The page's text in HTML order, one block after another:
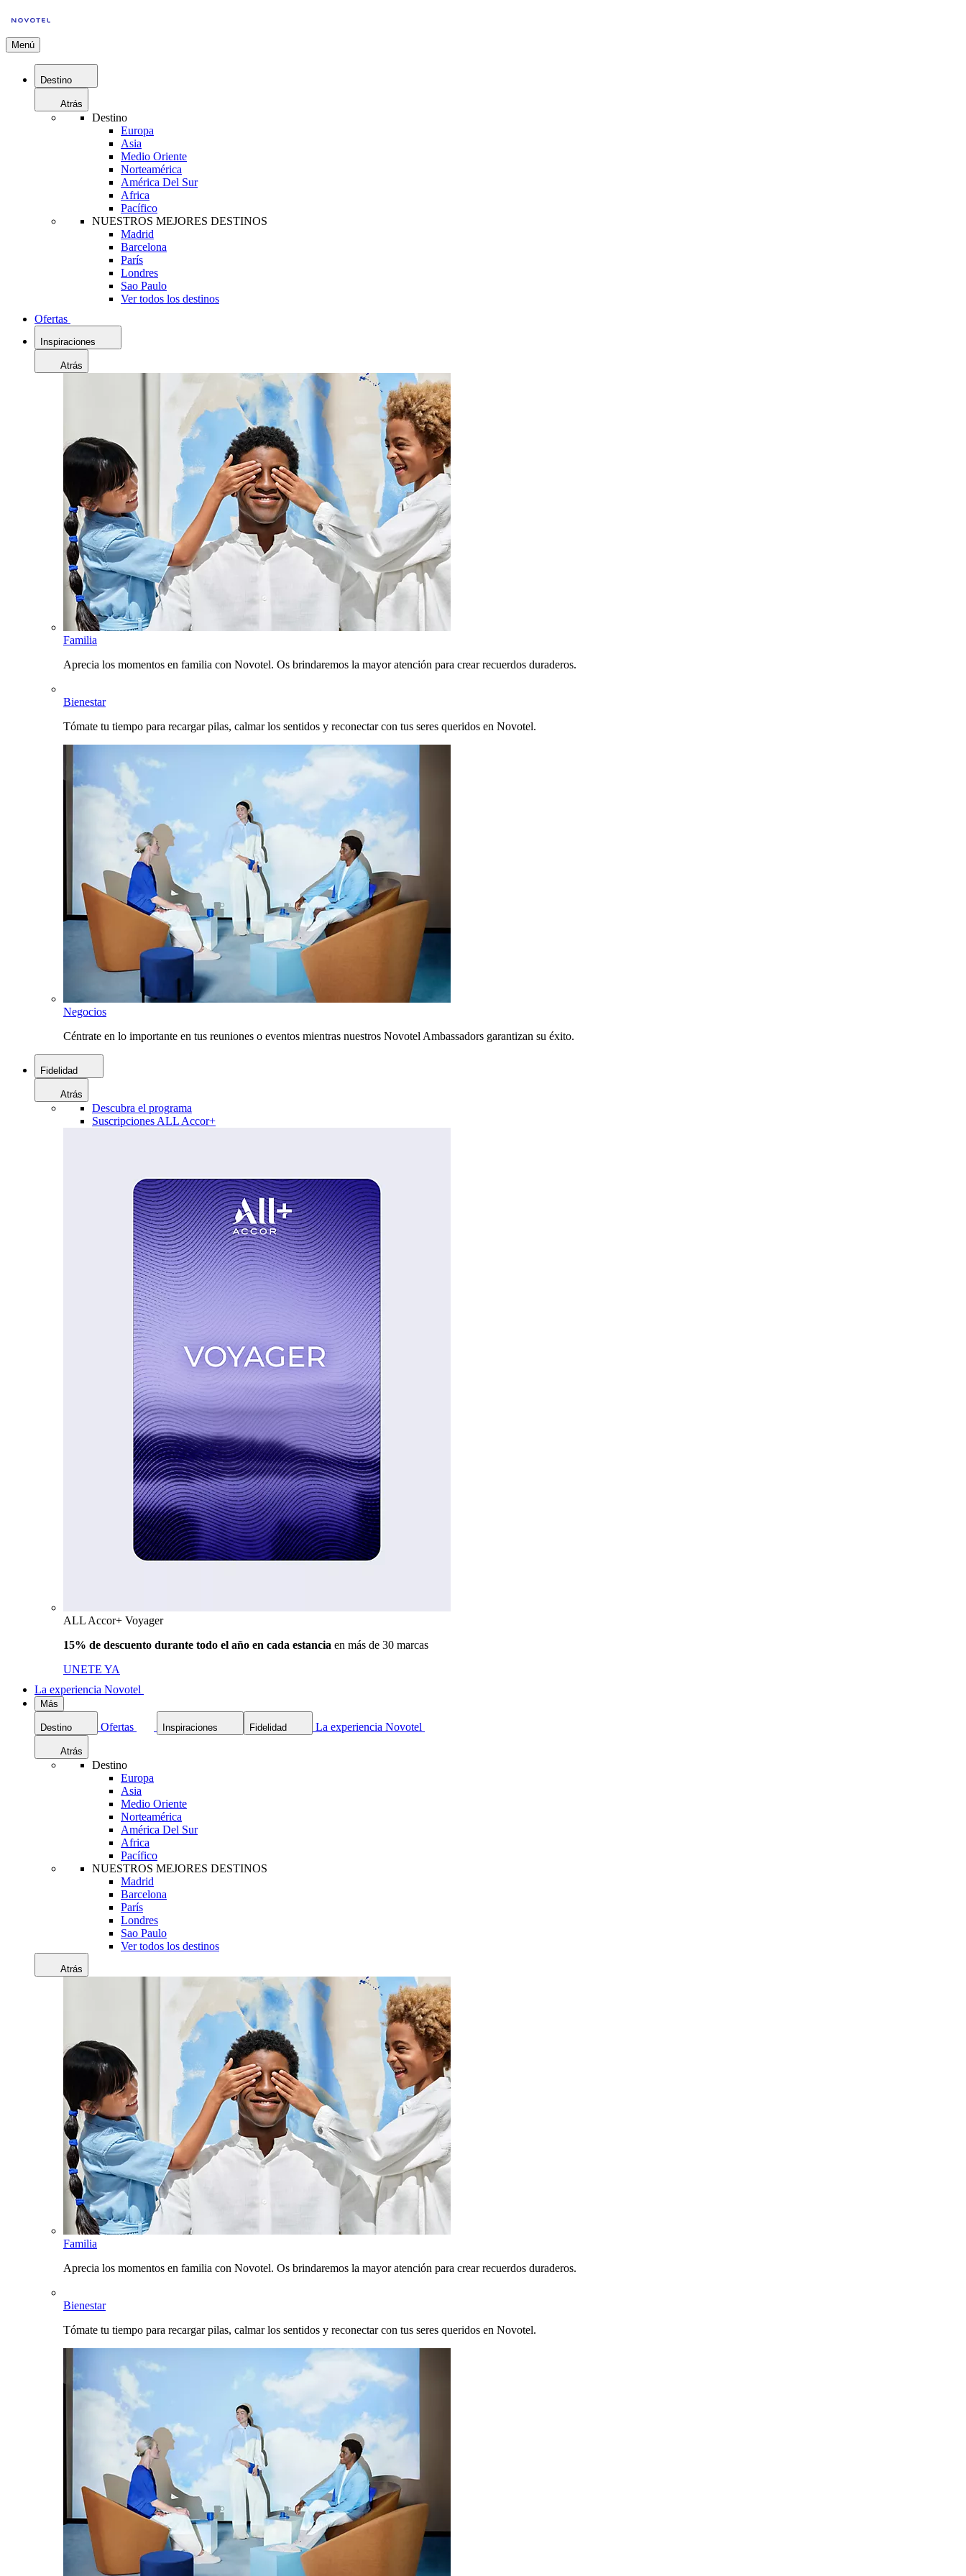
Menú
Destino
Atrás
Destino
Europa
Asia
Medio Oriente
Norteamérica
América Del Sur
Africa
Pacífico
NUESTROS MEJORES DESTINOS
Madrid
Barcelona
París
Londres
Sao Paulo
Ver todos los destinos
Ofertas
Inspiraciones
Atrás
Familia
Aprecia los momentos en familia con Novotel. Os brindaremos la mayor atención para crear recuerdos duraderos.
Bienestar
Tómate tu tiempo para recargar pilas, calmar los sentidos y reconectar con tus seres queridos en Novotel.
Negocios
Céntrate en lo importante en tus reuniones o eventos mientras nuestros Novotel Ambassadors garantizan su éxito.
Fidelidad
Atrás
Descubra el programa
Suscripciones ALL Accor+
ALL Accor+ Voyager
15% de descuento durante todo el año en cada estancia en más de 30 marcas
UNETE YA
La experiencia Novotel
Más
Destino Ofertas Inspiraciones Fidelidad La experiencia Novotel
Atrás
Destino
Europa
Asia
Medio Oriente
Norteamérica
América Del Sur
Africa
Pacífico
NUESTROS MEJORES DESTINOS
Madrid
Barcelona
París
Londres
Sao Paulo
Ver todos los destinos
Atrás
Familia
Aprecia los momentos en familia con Novotel. Os brindaremos la mayor atención para crear recuerdos duraderos.
Bienestar
Tómate tu tiempo para recargar pilas, calmar los sentidos y reconectar con tus seres queridos en Novotel.